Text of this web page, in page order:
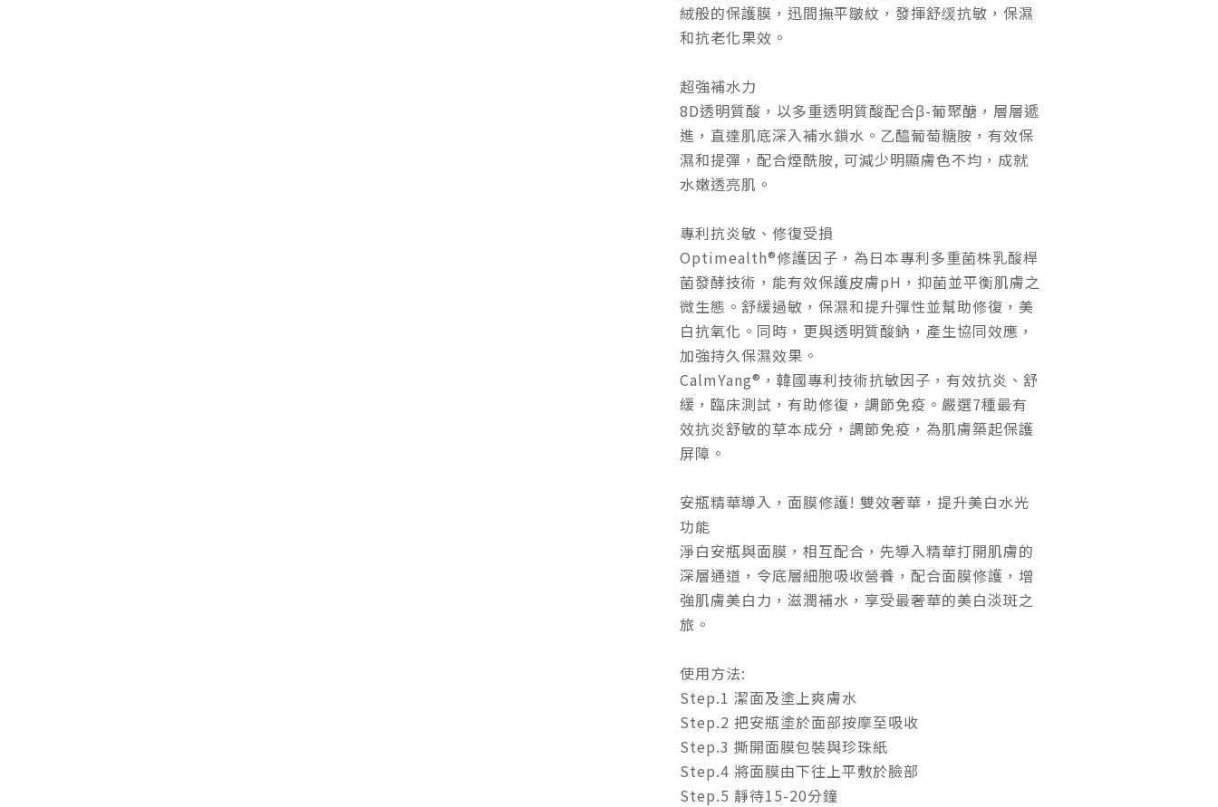
絨般的保護膜，迅間撫平皺紋，發揮舒缓抗敏，保濕
和抗老化果效。
超強補水力
8D透明質酸，以多重透明質酸配合β-葡聚醣，層層遞
進，直達肌底深入補水鎖水。乙醯葡萄糖胺，有效保
濕和提彈，配合煙酰胺, 可減少明顯膚色不均，成就
水嫩透亮肌。
專利抗炎敏、修復受損
Optimealth®修護因子，為日本專利多重菌株乳酸桿
菌發酵技術，能有效保護皮膚pH，抑菌並平衡肌膚之
微生態。舒緩過敏，保濕和提升彈性並幫助修復，美
白抗氧化。同時，更與透明質酸鈉，產生協同效應，
加強持久保濕效果。
CalmYang®，韓國專利技術抗敏因子，有效抗炎、舒
緩，臨床測試，有助修復，調節免疫。嚴選7種最有
效抗炎舒敏的草本成分，調節免疫，為肌膚築起保護
屏障。
安瓶精華導入，面膜修護! 雙效奢華，提升美白水光
功能
淨白安瓶與面膜，相互配合，先導入精華打開肌膚的
深層通道，令底層細胞吸收營養，配合面膜修護，增
強肌膚美白力，滋潤補水，享受最奢華的美白淡斑之
旅。
使用方法:
Step.1 潔面及塗上爽膚水
Step.2 把安瓶塗於面部按摩至吸收
Step.3 撕開面膜包裝與珍珠紙
Step.4 將面膜由下往上平敷於臉部
Step.5 靜待15-20分鐘